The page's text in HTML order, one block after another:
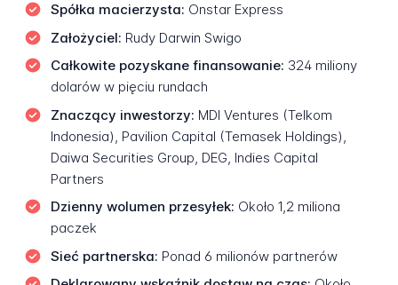
Spółka macierzysta: Onstar Express
Założyciel: Rudy Darwin Swigo
Całkowite pozyskane finansowanie: 324 miliony
dolarów w pięciu rundach
Znaczący inwestorzy: MDI Ventures (Telkom
Indonesia), Pavilion Capital (Temasek Holdings),
Daiwa Securities Group, DEG, Indies Capital
Partners
Dzienny wolumen przesyłek: Około 1,2 miliona
paczek
Sieć partnerska: Ponad 6 milionów partnerów